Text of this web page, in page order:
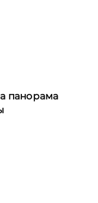
панорама